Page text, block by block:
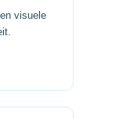
visuele